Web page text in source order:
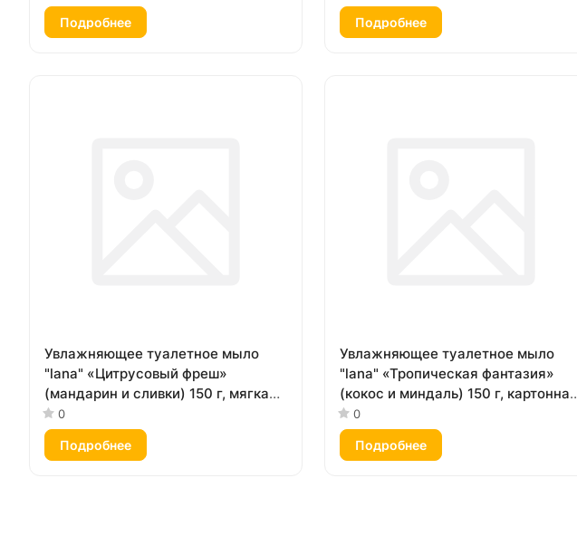
Подробнее Подробнее
Увлажняющее туалетное мыло
"lana" «Цитрусовый фреш»
(мандарин и сливки) 150 г, мягкая
упаковка
0
Подробнее
Увлажняющее туалетное мыло
"lana" «Тропическая фантазия»
(кокос и миндаль) 150 г, картонная
коробка
0
Подробнее